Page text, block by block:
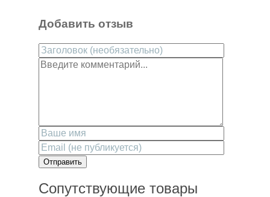
Добавить отзыв
Отправить
Сопутствующие товары